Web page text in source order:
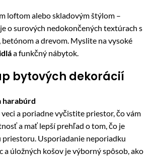
loftom alebo skladovým štýlom –
o surových nedokončených textúrach s
a drevom. Myslite na vysoké
a funkčný nábytok.
bytových dekorácií
harabúrd
a poriadne vyčistite priestor, čo vám
a mať lepší prehľad o tom, čo je
priestoru. Usporiadanie neporiadku
a úložných košov je výborný spôsob, ako